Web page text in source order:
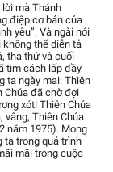
mà Thánh
điệp cơ bản của
yêu”. Và ngài nói
không thể diễn tả
tha thứ và cuối
tìm cách lấp đầy
ta ngày mai: Thiên
Chúa đã chờ đợi
xót! Thiên Chúa
vâng, Thiên Chúa
năm 1975). Mong
ta trong quá trình
mãi trong cuộc